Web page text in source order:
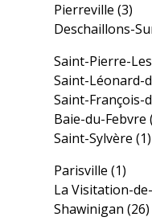
Pierreville(3)
Deschaillons-
Saint-Pierre-
Saint-Léonard-
Saint-François-
Baie-du-Febvre
Saint-Sylvère(1)
Parisville(1)
La Visitation-
Shawinigan(26)